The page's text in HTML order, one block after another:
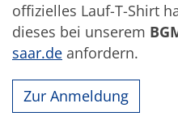
offizielles Lauf-T-Shirt
dieses bei unserem
saar.de anfordern.
Zur Anmeldung